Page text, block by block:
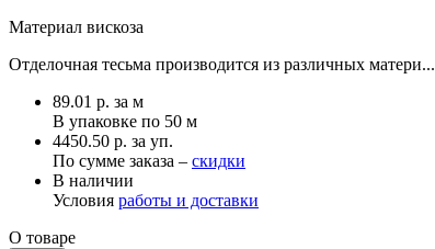
Материал вискоза
Отделочная тесьма производится из различных матери...
89.01 р. за м
В упаковке по 50 м
4450.50 р. за уп.
По сумме заказа – скидки
В наличии
Условия работы и доставки
О товаре